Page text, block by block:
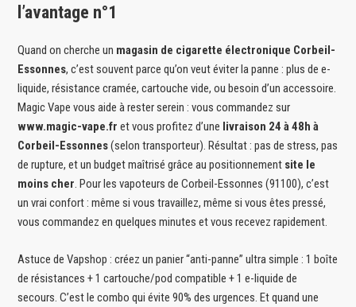
l’avantage n°1
Quand on cherche un magasin de cigarette électronique Corbeil-
Essonnes, c’est souvent parce qu’on veut éviter la panne : plus de e-
liquide, résistance cramée, cartouche vide, ou besoin d’un accessoire.
Magic Vape vous aide à rester serein : vous commandez sur
www.magic-vape.fr et vous profitez d’une livraison 24 à 48h à
Corbeil-Essonnes(selon transporteur). Résultat : pas de stress, pas
de rupture, et un budget maîtrisé grâce au positionnement site le
moins cher. Pour les vapoteurs de Corbeil-Essonnes (91100), c’est
un vrai confort : même si vous travaillez, même si vous êtes pressé,
vous commandez en quelques minutes et vous recevez rapidement.
Astuce de Vapshop : créez un panier “anti-panne” ultra simple : 1 boîte
de résistances + 1 cartouche/pod compatible + 1 e-liquide de
secours. C’est le combo qui évite 90% des urgences. Et quand une